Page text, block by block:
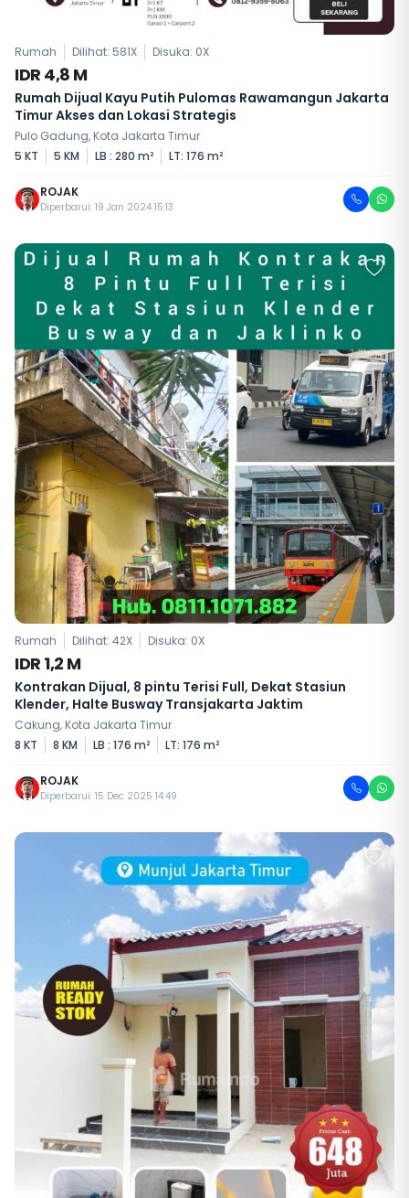
Rumah Dilihat: 581X Disuka: 0X
IDR 4,8 M
Rumah Dijual Kayu Putih Pulomas Rawamangun Jakarta
Timur Akses dan Lokasi Strategis
Pulo Gadung, Kota Jakarta Timur
5 KT
5 KM LB : 280 m² LT: 176 m²
ROJAK
Diperbarui: 19 Jan 2024 15:13
Rumah Dilihat: 42X Disuka: 0X
IDR 1,2 M
Kontrakan Dijual, 8 pintu Terisi Full, Dekat Stasiun
Klender, Halte Busway Transjakarta Jaktim
Cakung, Kota Jakarta Timur
8 KT
8 KM LB : 176 m² LT: 176 m²
ROJAK
Diperbarui: 15 Dec 2025 14:49